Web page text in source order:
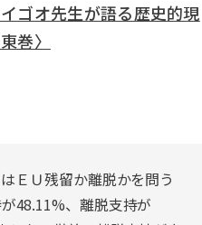
ゴオ先生が語る歴史的現
巻〉
ＥＵ残留か離脱かを問う
48.11%、離脱支持が